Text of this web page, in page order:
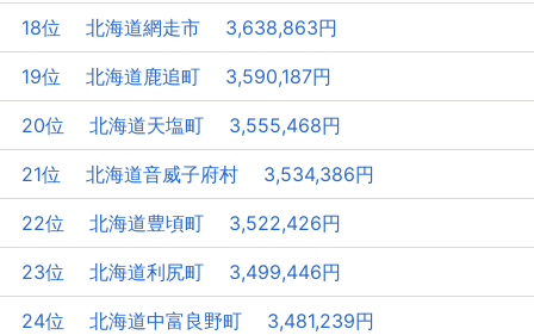
18位 北海道網走市 3,638,863円
19位 北海道鹿追町 3,590,187円
20位 北海道天塩町 3,555,468円
21位 北海道音威子府村 3,534,386円
22位 北海道豊頃町 3,522,426円
23位 北海道利尻町 3,499,446円
24位 北海道中富良野町 3,481,239円